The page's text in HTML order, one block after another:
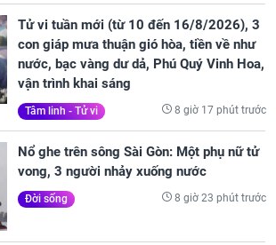
Tử vi tuần mới (từ 10 đến 16/8/2026), 3
con giáp mưa thuận gió hòa, tiền về như
nước, bạc vàng dư dả, Phú Quý Vinh Hoa,
vận trình khai sáng
Tâm linh - Tử vi 8 giờ 17 phút trước
Nổ ghe trên sông Sài Gòn: Một phụ nữ tử
vong, 3 người nhảy xuống nước
Đời sống 8 giờ 23 phút trước